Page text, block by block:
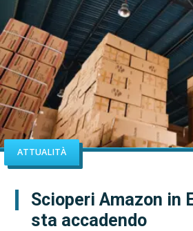
ATTUALITÀ
Scioperi Amazon in
sta accadendo